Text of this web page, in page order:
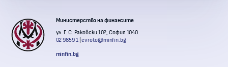
Контакти с институции
Министерство на финансите
ул. Г. С. Раковски 102, София 1040
02 9859 1
evroto@minfin.bg
minfin.bg